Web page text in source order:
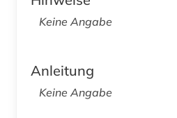
Keine Angabe
Anleitung
Keine Angabe